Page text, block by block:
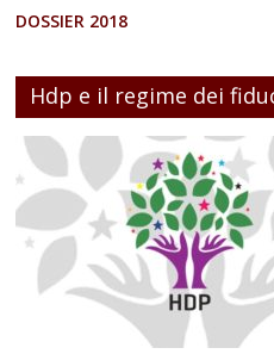
DOSSIER 2018
Hdp e il regime dei